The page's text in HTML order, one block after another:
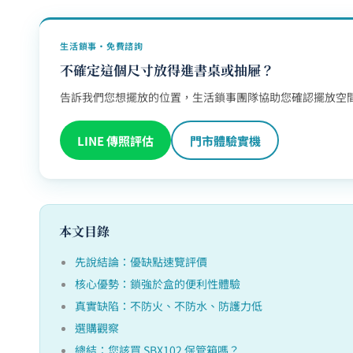
生活鎖事・免費諮詢
不確定這個尺寸放得進書桌或抽屜？
告訴我們您想擺放的位置，生活鎖事團隊協助您確認擺放空
LINE 傳照評估 門市體驗實機
本文目錄
先說結論：優缺點速覽評價
核心優勢：鎖強於盒的便利性體驗
真實缺陷：不防火、不防水、防護力低
選購觀察